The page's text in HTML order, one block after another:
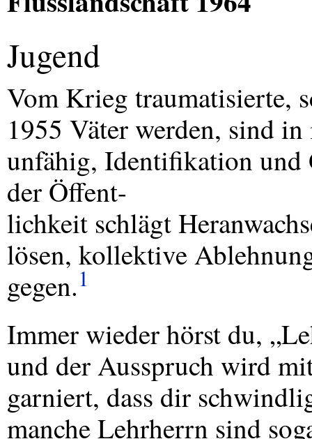
Jugend
Vom Krieg traumatisierte,
1955 Väter werden, sind
unfähig, Identifikation und
der Öffent-
lichkeit schlägt
lösen, kollektive
gegen.1
Immer wieder hörst du,
und der Ausspruch wird
garniert, dass dir
manche Lehrherrn sind